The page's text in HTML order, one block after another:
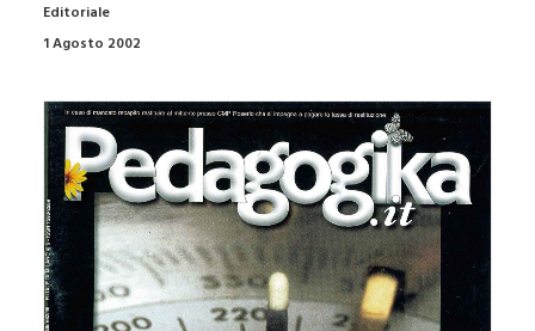
Editoriale
1 Agosto 2002